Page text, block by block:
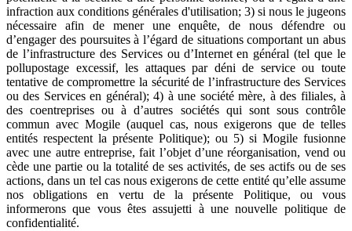
infraction aux conditions générales d'utilisation; 3) si nous le jugeons
nécessaire afin de mener une enquête, de nous défendre ou
d’engager des poursuites à l’égard de situations comportant un abus
de l’infrastructure des Services ou d’Internet en général (tel que le
pollupostage excessif, les attaques par déni de service ou toute
tentative de compromettre la sécurité de l’infrastructure des Services
ou des Services en général); 4) à une société mère, à des filiales, à
des coentreprises ou à d’autres sociétés qui sont sous contrôle
commun avec Mogile (auquel cas, nous exigerons que de telles
entités respectent la présente Politique); ou 5) si Mogile fusionne
avec une autre entreprise, fait l’objet d’une réorganisation, vend ou
cède une partie ou la totalité de ses activités, de ses actifs ou de ses
actions, dans un tel cas nous exigerons de cette entité qu’elle assume
nos obligations en vertu de la présente Politique, ou vous
informerons que vous êtes assujetti à une nouvelle politique de
confidentialité.